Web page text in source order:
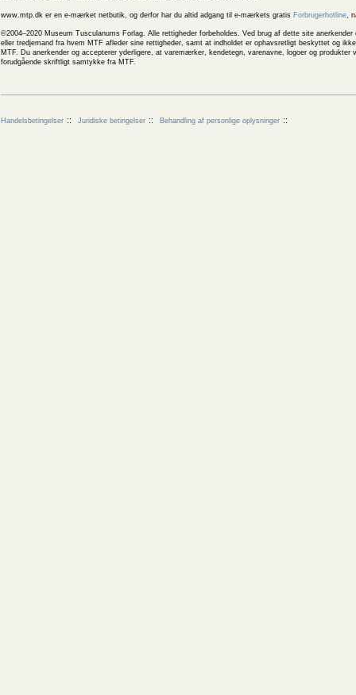
www.mtp.dk er en e-mærket netbutik, og derfor har du altid adgang til e-mærkets gratis Forbrugerhotline,
©2004–2020 Museum Tusculanums Forlag. Alle rettigheder forbeholdes. Ved brug af dette site
eller tredjemand fra hvem MTF afleder sine rettigheder, samt at indholdet er ophavsretligt beskyttet og
MTF. Du anerkender og accepterer yderligere, at varemærker, kendetegn, varenavne, logoer og
forudgående skriftligt samtykke fra MTF.
Handelsbetingelser Juridiske betingelser Behandling af personlige oplysninger